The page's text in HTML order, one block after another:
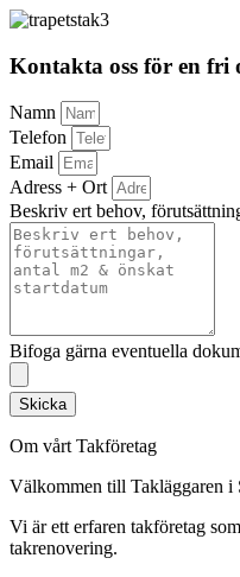
Kontakta oss för en fri
Namn
Telefon
Email
Adress + Ort
Beskriv ert behov,
Bifoga gärna eventuella
Skicka
Om vårt Takföretag
Välkommen till Takläggaren i
Vi är ett erfaren takföretag
takrenovering.